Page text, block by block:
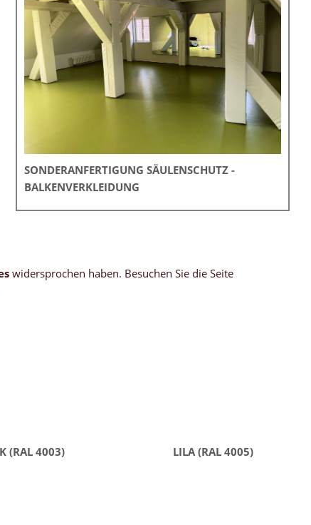
SONDERANFERTIGUNG SÄULENSCHUTZ -
BALKENVERKLEIDUNG
widersprochen haben. Besuchen Sie die Seite
(RAL 4003) LILA (RAL 4005)